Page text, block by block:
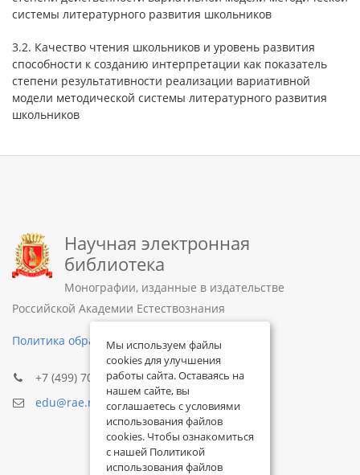
системы литературного развития школьников
3.2. Качество чтения школьников и уровень развития
способности к созданию интерпретации как показатель
степени результативности реализации вариативной
модели методической системы литературного развития
школьников
Научная электронная
библиотека
Монографии, изданные в издательстве
Российской Академии Естествознания
Политика обработки персональных данных
+7 (499) 705-72-30
edu@rae.ru
Мы используем файлы
cookies для улучшения
работы сайта. Оставаясь на
нашем сайте, вы
соглашаетесь с условиями
использования файлов
cookies. Чтобы ознакомиться
с нашей Политикой
использования файлов